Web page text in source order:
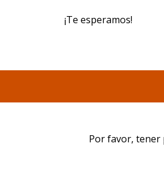
¡Te esperamos!